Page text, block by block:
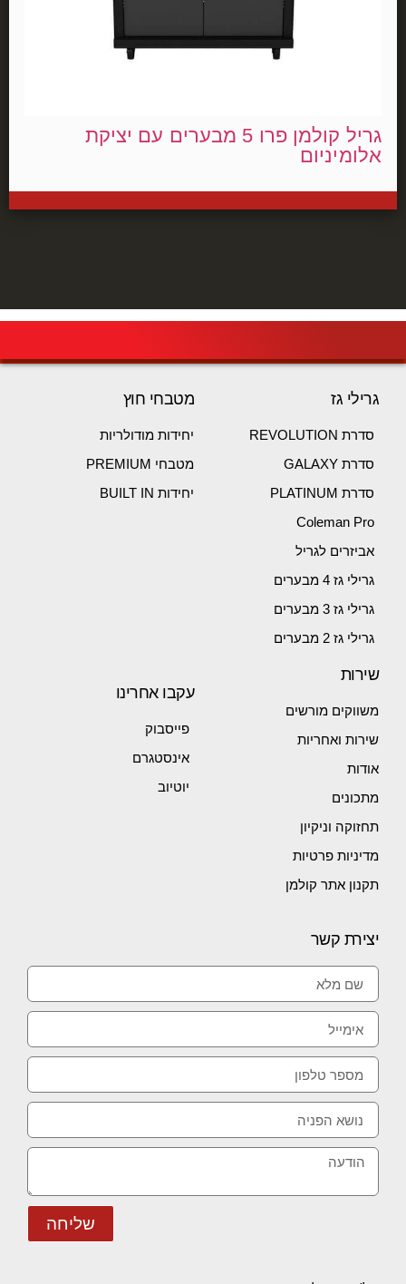
גריל קולמן פרו 5 מבערים עם יציקת
אלומיניום
גרילי גז
סדרת REVOLUTION
סדרת GALAXY
סדרת PLATINUM
Coleman Pro
אביזרים לגריל
גרילי גז 4 מבערים
גרילי גז 3 מבערים
גרילי גז 2 מבערים
מטבחי חוץ
יחידות מודולריות
מטבחי PREMIUM
יחידות BUILT IN
שירות
משווקים מורשים
שירות ואחריות
אודות
מתכונים
תחזוקה וניקיון
מדיניות פרטיות
תקנון אתר קולמן
עקבו אחרינו
פייסבוק
אינסטגרם
יוטיוב
יצירת קשר
שליחה